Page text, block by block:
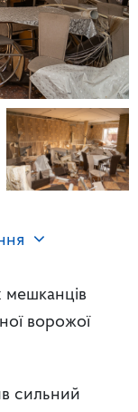
мешканців
ворожої
сильний